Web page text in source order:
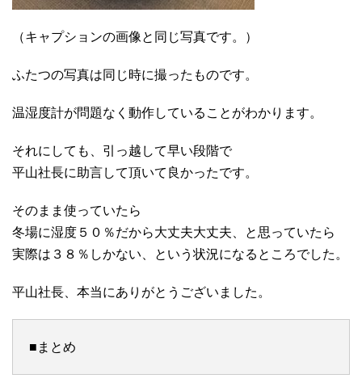
（キャプションの画像と同じ写真です。）
ふたつの写真は同じ時に撮ったものです。
温湿度計が問題なく動作していることがわかります。
それにしても、引っ越して早い段階で
平山社長に助言して頂いて良かったです。
そのまま使っていたら
冬場に湿度５０％だから大丈夫大丈夫、と思っていたら
実際は３８％しかない、という状況になるところでした。
平山社長、本当にありがとうございました。
■まとめ